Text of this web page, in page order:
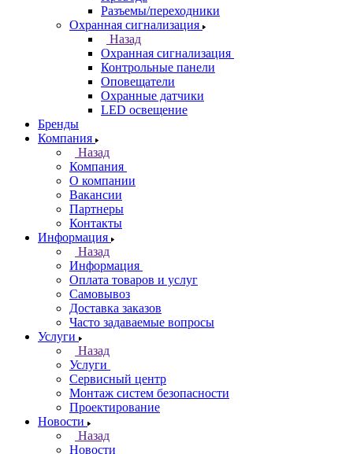
Разъемы/переходники
Охранная сигнализация
Назад
Охранная сигнализация
Контрольные панели
Оповещатели
Охранные датчики
LED освещение
Бренды
Компания
Назад
Компания
О компании
Вакансии
Партнеры
Контакты
Информация
Назад
Информация
Оплата товаров и услуг
Самовывоз
Доставка заказов
Часто задаваемые вопросы
Услуги
Назад
Услуги
Сервисный центр
Монтаж систем безопасности
Проектирование
Новости
Назад
Новости